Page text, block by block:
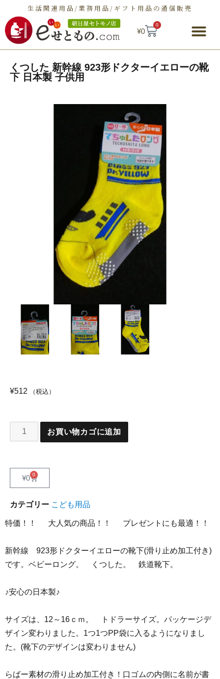
生活関連用品/業務用品/ギフト用品の通信販売
¥0
0
くつした 新幹線 923形ドクターイエローの靴
下 日本製 子供用
¥512 （税込）
お買い物カゴに追加
¥0 0
カテゴリー こども用品
特価！！ 大人気の商品！！ プレゼントにも最適！！
新幹線 923形ドクターイエローの靴下(滑り止め加工付き)
です。ベビーロング。 くつした。 鉄道靴下。
♪安心の日本製♪
サイズは、12～16ｃｍ。 トドラーサイズ。パッケージデ
ザイン変わりました。1つ1つPP袋に入るようになりまし
た。(靴下のデザインは変わりません)
らばー素材の滑り止め加工付き！口ゴムの内側に名前が書